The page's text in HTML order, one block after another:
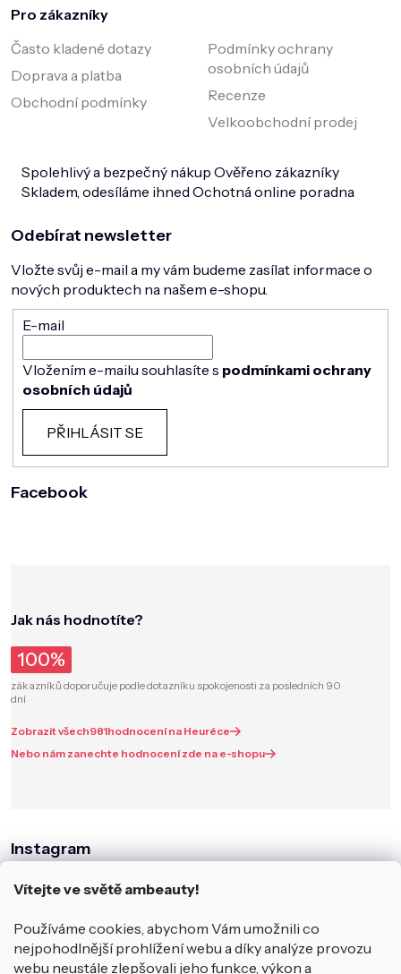
Vítejte ve světě ambeauty!
Používáme cookies, abychom Vám umožnili co
nejpohodlnější prohlížení webu a díky analýze provozu
webu neustále zlepšovali jeho funkce, výkon a
Pro zákazníky
Často kladené dotazy
Doprava a platba
Obchodní podmínky
Podmínky ochrany
osobních údajů
Recenze
Velkoobchodní prodej
Spolehlivý a bezpečný nákup Ověřeno zákazníky
Skladem, odesíláme ihned Ochotná online poradna
Odebírat newsletter
Vložte svůj e-mail a my vám budeme zasílat informace o
nových produktech na našem e-shopu.
E-mail
Vložením e-mailu souhlasíte s podmínkami ochrany
osobních údajů
PŘIHLÁSIT SE
Facebook
Jak nás hodnotíte?
100%
zákazníků doporučuje podle dotazníku spokojenosti za posledních 90
dní
Zobrazit všech981hodnocení na Heuréce
Nebo nám zanechte hodnocení zde na e-shopu
Instagram